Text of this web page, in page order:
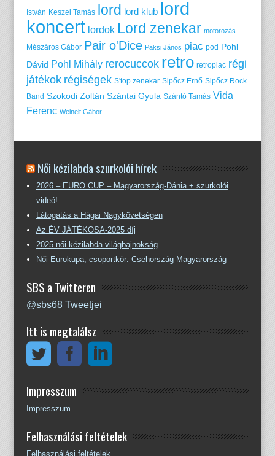
István Keszei Tamás lord lord klub lord
koncert lordok Lord zenekar motorozás
Mészáros Gábor Pair o'Dice Paksi János piac pod Pohl
Dávid Pohl Mihály rerocuccok retro retropiac régi
játékok régiségek S'top zenekar Sipőcz Ernő Sipőcz Rock
Band Szokodi Zoltán Szántai Gyula Szántó Tamás Vida
Ferenc Weinelt Gábor
Női kézilabda szurkolói hírek
2026 – EURO CUP – Magyarország-Dánia + szurkolói
videó!
Látogatás a Hágai Nagykövetségen
Az ÉV JÁTÉKOSA-2025 díj
2025 női kézilabda-világbajnokság
Női Eurokupa, csoportkör: Csehország-Magyarország
SBS a Twitteren
@sbs68 Tweetjei
Itt is megtalálsz
Impresszum
Impresszum
Felhasználási feltételek
Felhasználási feltételek